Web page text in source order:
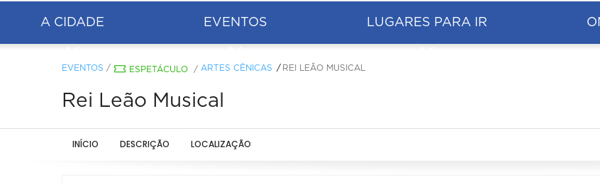
HORIZONTE
A CIDADE EVENTOS LUGARES PARA IR
EVENTOS / ESPETÁCULO / ARTES CÊNICAS REI LEÃO MUSICAL
Rei Leão Musical
INÍCIO DESCRIÇÃO LOCALIZAÇÃO